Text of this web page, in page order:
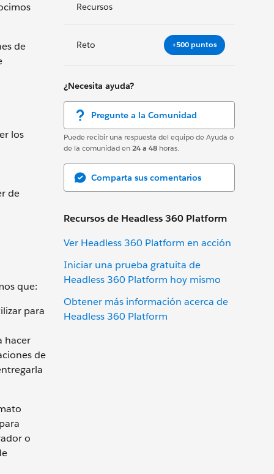
Recursos
Reto +500 puntos
¿Necesita ayuda?
Pregunte a la Comunidad
Puede recibir una respuesta del equipo de Ayuda o
de la comunidad en24 a 48 horas.
Comparta sus comentarios
Recursos de Headless 360 Platform
Ver Headless 360 Platform en acción
Iniciar una prueba gratuita de
Headless 360 Platform hoy mismo
Obtener más información acerca de
Headless 360 Platform
de
los
de
que:
para
hacer
de
o